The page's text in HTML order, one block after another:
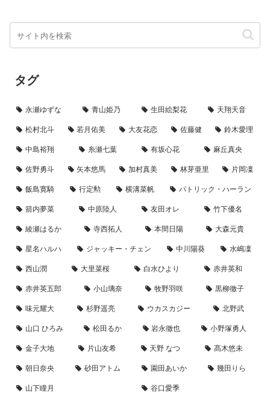
タグ
永瀬ゆずな 青山姫乃 生田絵梨花
天翔天音
松村北斗
若月佑美 大友花恋 佐藤健
鈴木愛理
中島裕翔
糸瀬七葉 有坂心花
麻丘真央
佐野勇斗
矢本悠馬 加村真美 林芽亜里
片岡凜
飯島寛騎
行定勲 横溝菜帆
パトリック・ハーラン
箭内夢菜
中原陸人 友田オレ
竹下優名
綾瀬はるか
寺西拓人 本間日陽
大森元貴
星名ハルハ
ジャッキー・チェン 中川陽葵
水嶋凜
西山潤
大里菜桜 白水ひより
赤井英和
赤井英五郎
小山璃奈 牧野羽咲
黒柳徹子
味元耀大
杉野遥亮 ウカスカジー
北野武
山口 ひろみ
松田るか 岩永徹也
小野塚勇人
金子大地
片山友希 天野 なつ
髙木悠未
朝日奈央
砂田アトム 園田あいか
幾田りら
山下瞳月
谷口愛季